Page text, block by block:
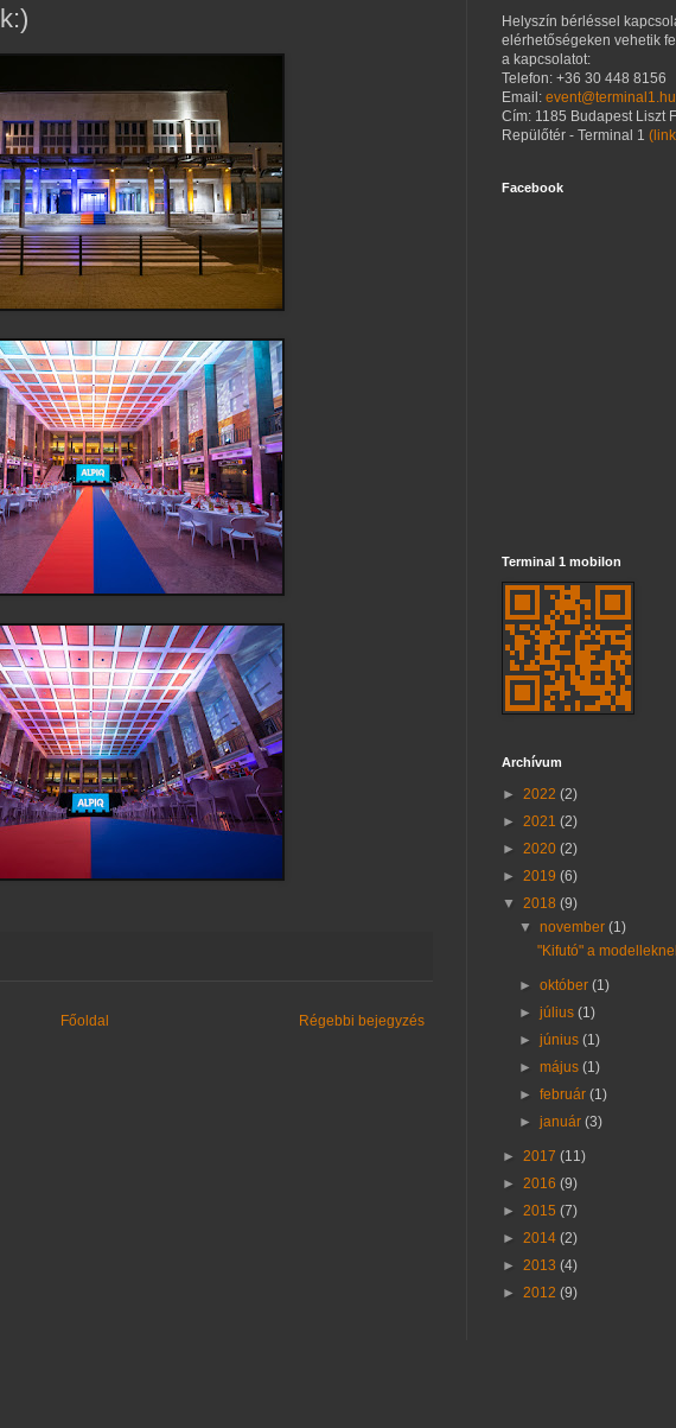
Régebbi bejegyzés
Főoldal
Helyszín bérléssel
elérhetőségeken vehetik
a kapcsolatot:
Telefon: +36 30 448 8156
Email: event@terminal1.hu
Cím: 1185 Budapest Liszt
Repülőtér - Terminal 1
Facebook
Terminal 1 mobilon
Archívum
► 2022 (2)
► 2021 (2)
► 2020 (2)
► 2019 (6)
▼ 2018 (9)
▼november(1)
"Kifutó" a
►október(1)
►július(1)
►június(1)
►május(1)
►február(1)
►január(3)
► 2017 (11)
► 2016 (9)
► 2015 (7)
► 2014 (2)
► 2013 (4)
► 2012 (9)